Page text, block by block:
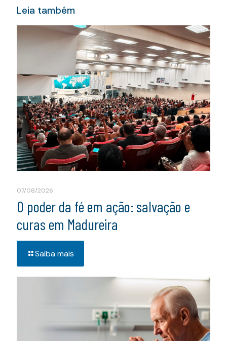
Leia também
07/08/2026
O poder da fé em ação: salvação e
curas em Madureira
Saiba mais